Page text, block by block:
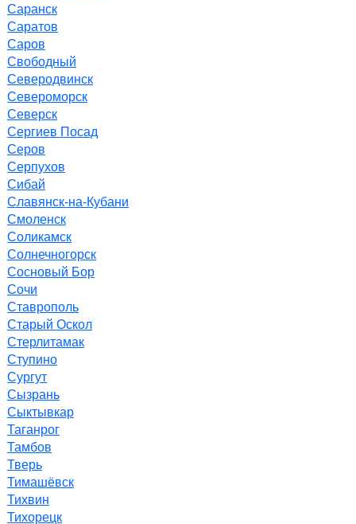
Саранск
Саратов
Саров
Свободный
Северодвинск
Североморск
Северск
Сергиев Посад
Серов
Серпухов
Сибай
Славянск-на-Кубани
Смоленск
Соликамск
Солнечногорск
Сосновый Бор
Сочи
Ставрополь
Старый Оскол
Стерлитамак
Ступино
Сургут
Сызрань
Сыктывкар
Таганрог
Тамбов
Тверь
Тимашёвск
Тихвин
Тихорецк